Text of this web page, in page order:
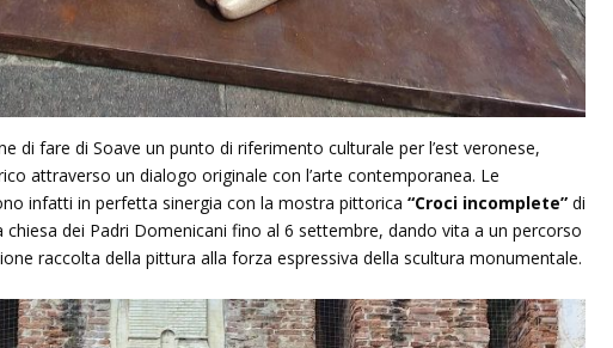
di fare di Soave un punto di riferimento culturale per l’est veronese,
attraverso un dialogo originale con l’arte contemporanea. Le
infatti in perfetta sinergia con la mostra pittorica “Croci incomplete”di
chiesa dei Padri Domenicani fino al 6 settembre, dando vita a un percorso
raccolta della pittura alla forza espressiva della scultura monumentale.